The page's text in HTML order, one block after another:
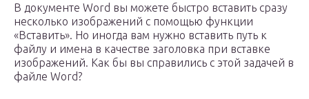
В документе Word вы можете быстро вставить сразу
несколько изображений с помощью функции
«Вставить». Но иногда вам нужно вставить путь к
файлу и имена в качестве заголовка при вставке
изображений. Как бы вы справились с этой задачей в
файле Word?